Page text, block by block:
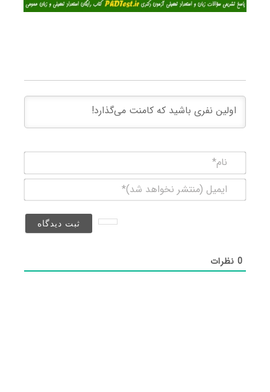
(منتشر
0نظرات